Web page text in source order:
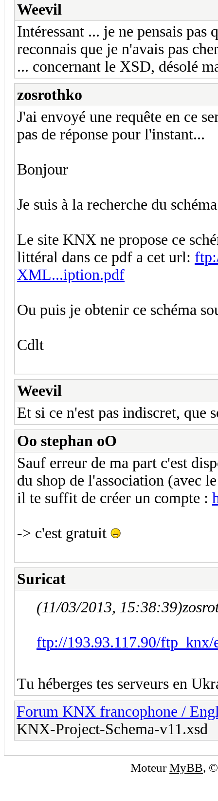
Weevil
Intéressant ... je ne pensais
reconnais que je n'avais pas
... concernant le XSD, désolé
zosrothko
J'ai envoyé une requête en ce
pas de réponse pour l'instant...
Bonjour
Je suis à la recherche du
Le site KNX ne propose ce
littéral dans ce pdf a cet url:
XML...iption.pdf
Ou puis je obtenir ce schéma
Cdlt
Weevil
Et si ce n'est pas indiscret, que
Oo stephan oO
Sauf erreur de ma part c'est
du shop de l'association (avec
il te suffit de créer un compte :
-> c'est gratuit
Suricat
(11/03/2013, 15:38:39)
ftp://193.93.117.90/
Tu héberges tes serveurs en
Forum KNX francophone /
KNX-Project-Schema-v11.xsd
MoteurMyBB,